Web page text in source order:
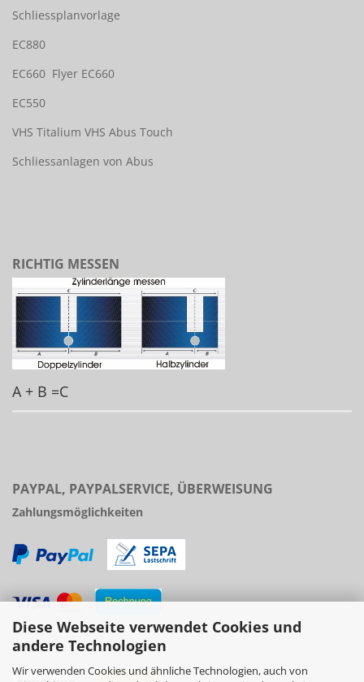
Diese Webseite verwendet Cookies und
andere Technologien
Wir verwenden Cookies und ähnliche Technologien, auch von
Schliessplanvorlage
EC880
EC660 Flyer EC660
EC550
VHS Titalium VHS Abus Touch
Schliessanlagen von Abus
RICHTIG MESSEN
A + B =C
PAYPAL, PAYPALSERVICE, ÜBERWEISUNG
Zahlungsmöglichkeiten
Versand